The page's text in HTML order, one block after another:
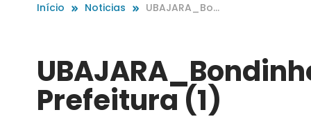
Início Noticias
UBAJARA_Bon
Prefeitura (1)